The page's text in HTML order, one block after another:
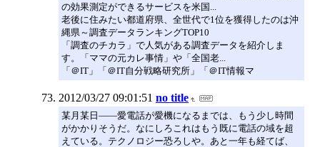
の効果測定ができるサービスを米国...
老後に住みたい都道府県、全世代で1位を獲得したのは沖
縄県～調査データランキングTOP10
「調査のチカラ」で人気がある調査データを紹介しま
す。「ママの元カレ事情」や「全国老...
「＠IT」「＠IT自分戦略研究所」「＠IT情報マ
2012/03/27 09:01:51 no title
某月某日――愛電話が愛機になるまでは、もう少し時間
がかかりそうだ。なにしろこれはもう既に電話の域を超
えている。テクノロジー恐ろしや。あと一年も経てば、